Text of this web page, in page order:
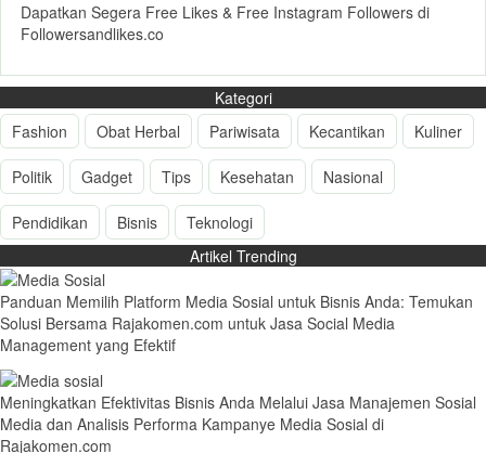
Dapatkan Segera Free Likes & Free Instagram Followers di
Followersandlikes.co
Kategori
Fashion
Obat Herbal Pariwisata Kecantikan Kuliner
Politik Gadget Tips Kesehatan Nasional
Pendidikan Bisnis
Teknologi
Artikel Trending
Panduan Memilih Platform Media Sosial untuk Bisnis Anda: Temukan
Solusi Bersama Rajakomen.com untuk Jasa Social Media
Management yang Efektif
Meningkatkan Efektivitas Bisnis Anda Melalui Jasa Manajemen Sosial
Media dan Analisis Performa Kampanye Media Sosial di
Rajakomen.com